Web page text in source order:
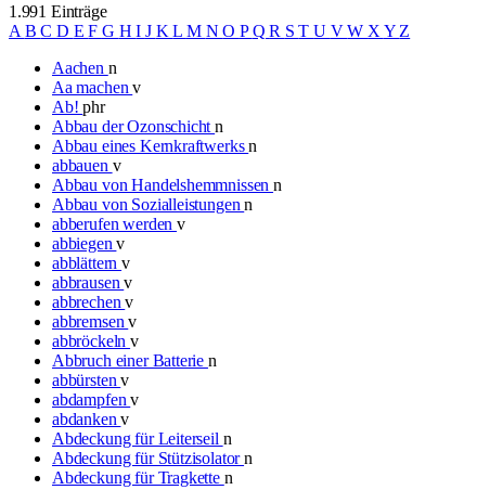
1.991 Einträge
A BC D EF G HI J KL M NO PQR STU VW X Y Z
Aachen n
Aa machenv
Ab!phr
Abbau der Ozonschichtn
Abbau eines Kernkraftwerksn
abbauen v
Abbau von Handelshemmnissenn
Abbau von Sozialleistungenn
abberufen werdenv
abbiegenv
abblätternv
abbrausenv
abbrechenv
abbremsenv
abbröckelnv
Abbruch einer Batterie n
abbürstenv
abdampfenv
abdankenv
Abdeckung für Leiterseil n
Abdeckung für Stützisolatorn
Abdeckung für Tragkette n